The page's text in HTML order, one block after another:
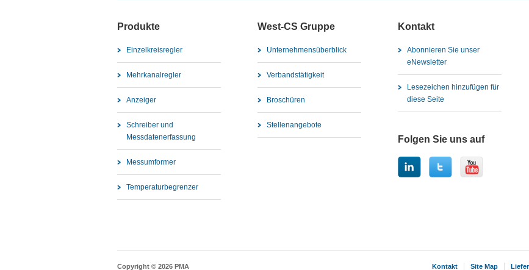
Produkte
Einzelkreisregler
Mehrkanalregler
Anzeiger
Schreiber und
Messdatenerfassung
Messumformer
Temperaturbegrenzer
West-CS Gruppe
Unternehmensüberblick
Verbandstätigkeit
Broschüren
Stellenangebote
Kontakt
Abonnieren Sie unser
eNewsletter
Lesezeichen hinzufügen für
diese Seite
Folgen Sie uns auf
Copyright © 2026 PMA Kontakt Site Map